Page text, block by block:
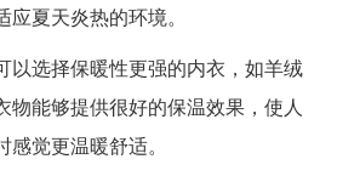
夏天炎热的环境。
以选择保暖性更强的内衣，如羊绒
物能够提供很好的保温效果，使人
觉更温暖舒适。